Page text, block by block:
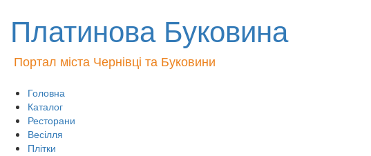
Платинова Буковина
Портал міста Чернівці та Буковини
Головна
Каталог
Ресторани
Весілля
Плітки